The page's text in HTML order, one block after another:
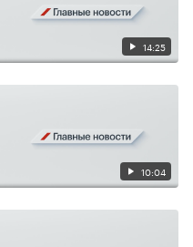
14:25
10:04